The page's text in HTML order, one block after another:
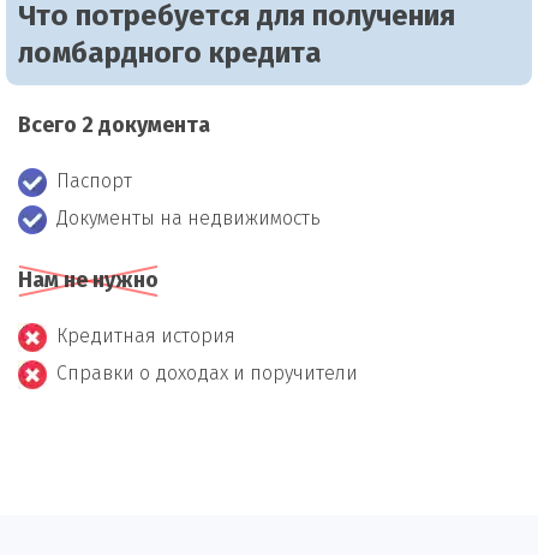
Что потребуется для получения
ломбардного кредита
Всего 2 документа
Паспорт
Документы на недвижимость
Нам не нужно
Кредитная история
Справки о доходах и поручители